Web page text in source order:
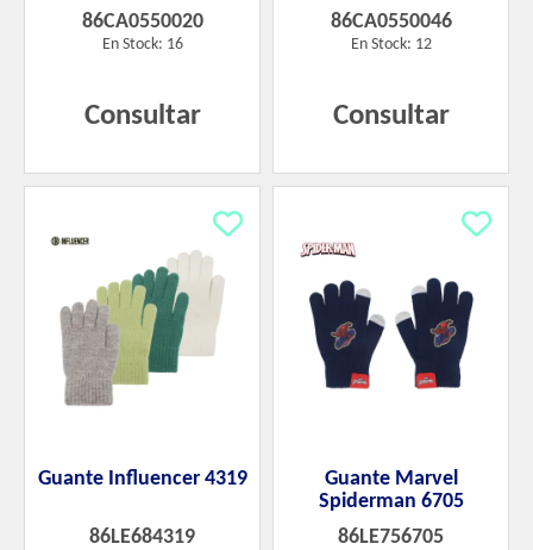
86CA0550020
En Stock: 16
Consultar
86CA0550046
En Stock: 12
Consultar
Guante Influencer 4319
86LE684319
Guante Marvel
Spiderman 6705
86LE756705